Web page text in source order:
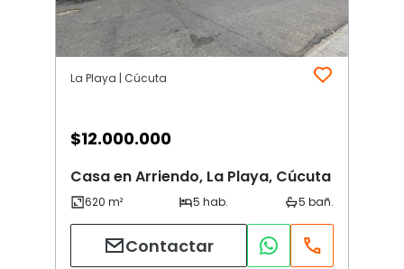
La Playa | Cúcuta
$12.000.000
Casa en Arriendo, La Playa, Cúcuta
Contactar